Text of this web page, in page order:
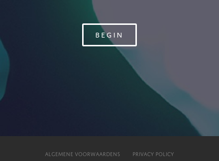
BEGIN
ALGEMENE VOORWAARDENS PRIVACY POLICY